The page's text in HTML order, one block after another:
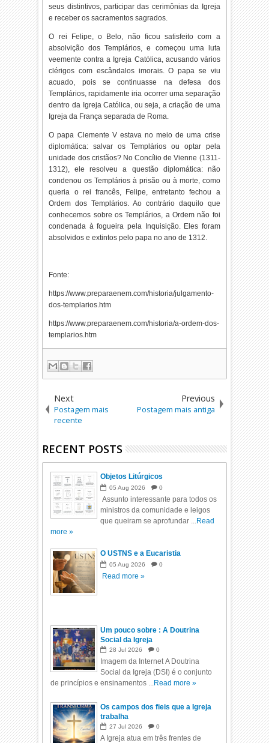
seus distintivos, participar das cerimônias da Igreja
e receber os sacramentos sagrados.
O rei Felipe, o Belo, não ficou satisfeito com a
absolvição dos Templários, e começou uma luta
veemente contra a Igreja Católica, acusando vários
clérigos com escândalos imorais. O papa se viu
acuado, pois se continuasse na defesa dos
Templários, rapidamente iria ocorrer uma separação
dentro da Igreja Católica, ou seja, a criação de uma
Igreja da França separada de Roma.
O papa Clemente V estava no meio de uma crise
diplomática: salvar os Templários ou optar pela
unidade dos cristãos? No Concílio de Vienne (1311-
1312), ele resolveu a questão diplomática: não
condenou os Templários à prisão ou à morte, como
queria o rei francês, Felipe, entretanto fechou a
Ordem dos Templários. Ao contrário daquilo que
conhecemos sobre os Templários, a Ordem não foi
condenada à fogueira pela Inquisição. Eles foram
absolvidos e extintos pelo papa no ano de 1312.
Fonte:
https://www.preparaenem.com/historia/julgamento-
dos-templarios.htm
https://www.preparaenem.com/historia/a-ordem-dos-
templarios.htm
Next
Postagem mais
recente
Previous
Postagem mais antiga
RECENT POSTS
Objetos Litúrgicos
05 Aug 2026 0
Assunto interessante para todos os
ministros da comunidade e leigos
que queiram se aprofundar ...Read
more »
O USTNS e a Eucaristia
05 Aug 2026 0
Read more »
Um pouco sobre : A Doutrina
Social da Igreja
28 Jul 2026 0
Imagem da Internet A Doutrina
Social da Igreja (DSI) é o conjunto
de princípios e ensinamentos ...Read more »
Os campos dos fieis que a Igreja
trabalha
27 Jul 2026 0
A Igreja atua em três frentes de